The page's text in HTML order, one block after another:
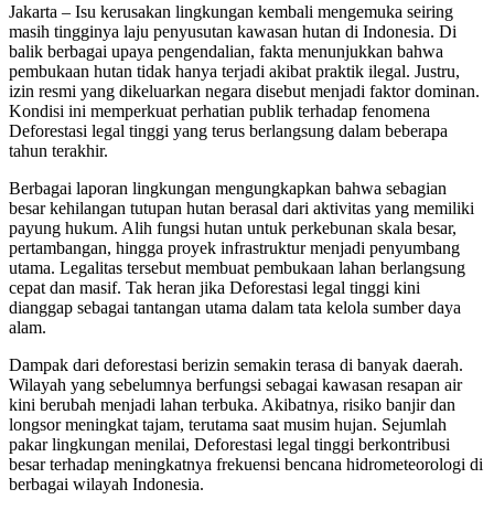
Jakarta – Isu kerusakan lingkungan kembali mengemuka seiring
masih tingginya laju penyusutan kawasan hutan di Indonesia. Di
balik berbagai upaya pengendalian, fakta menunjukkan bahwa
pembukaan hutan tidak hanya terjadi akibat praktik ilegal. Justru,
izin resmi yang dikeluarkan negara disebut menjadi faktor dominan.
Kondisi ini memperkuat perhatian publik terhadap fenomena
Deforestasi legal tinggi yang terus berlangsung dalam beberapa
tahun terakhir.
Berbagai laporan lingkungan mengungkapkan bahwa sebagian
besar kehilangan tutupan hutan berasal dari aktivitas yang memiliki
payung hukum. Alih fungsi hutan untuk perkebunan skala besar,
pertambangan, hingga proyek infrastruktur menjadi penyumbang
utama. Legalitas tersebut membuat pembukaan lahan berlangsung
cepat dan masif. Tak heran jika Deforestasi legal tinggi kini
dianggap sebagai tantangan utama dalam tata kelola sumber daya
alam.
Dampak dari deforestasi berizin semakin terasa di banyak daerah.
Wilayah yang sebelumnya berfungsi sebagai kawasan resapan air
kini berubah menjadi lahan terbuka. Akibatnya, risiko banjir dan
longsor meningkat tajam, terutama saat musim hujan. Sejumlah
pakar lingkungan menilai, Deforestasi legal tinggi berkontribusi
besar terhadap meningkatnya frekuensi bencana hidrometeorologi di
berbagai wilayah Indonesia.